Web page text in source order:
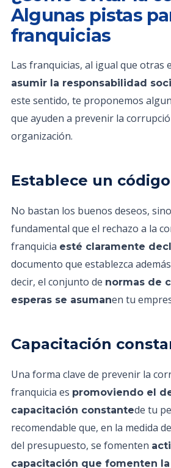
Algunas pistas
franquicias
Las franquicias, al igual que otras
asumir la responsabilidad
este sentido, te proponemos
que ayuden a prevenir la
organización.
Establece un código
No bastan los buenos deseos,
fundamental que el rechazo a la
franquicia esté claramente
documento que establezca
decir, el conjunto de normas de
esperas se asumanen tu
Capacitación
Una forma clave de prevenir la
franquicia es promoviendo el
capacitación constantede tu
recomendable que, en la medida
del presupuesto, se fomenten
capacitación que fomenten